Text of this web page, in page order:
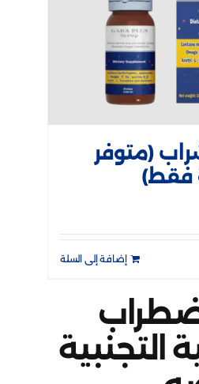
(متوفر
فقط)
إضافة إلى السلة
التجنبية